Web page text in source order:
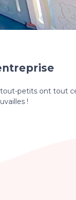
petits ont tout
!